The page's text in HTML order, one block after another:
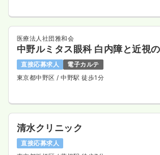
詳
内視鏡正看護師
日勤のみ（常勤）
時間 8:00～16:45
気になる 詳
医療法人社団雅和会
中野ルミタス眼科 白内障と近視
直接応募求人
電子カルテ
東京都中野区/ 中野駅 徒歩1分
清水クリニック
直接応募求人